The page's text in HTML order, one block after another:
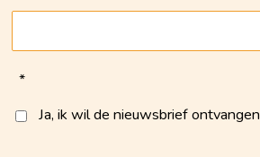
*
Ja, ik wil de nieuwsbrief ontvangen